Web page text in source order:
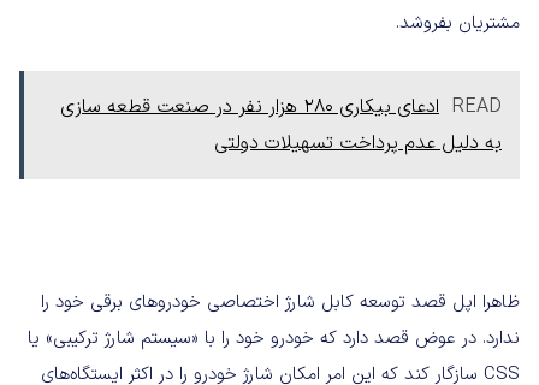
مشتریان بفروشد.
READ
ادعای بیکاری 280 هزار نفر در صنعت قطعه سازی
به دلیل عدم پرداخت تسهیلات دولتی
ظاهرا اپل قصد توسعه کابل شارژ اختصاصی خودروهای برقی خود را
ندارد. در عوض قصد دارد که خودرو خود را با «سیستم شارژ ترکیبی» یا
CSS سازگار کند که این امر امکان شارژ خودرو را در اکثر ایستگاه‌های